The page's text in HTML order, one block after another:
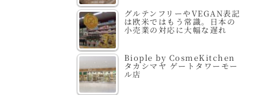
グルテンフリーやVEGAN表記
は欧米ではもう常識。日本の
小売業の対応に大幅な遅れ
Biople by CosmeKitchen
タカシマヤ ゲートタワーモー
ル店